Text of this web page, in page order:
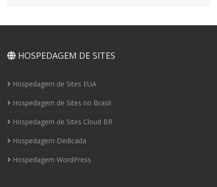
HOSPEDAGEM DE SITES
Hospedagem de Sites EUA
Hospedagem de Sites no Brasil
Hospedagem de Sites Cloud BR
Hospedagem Dedicada
Hospedagem WordPress